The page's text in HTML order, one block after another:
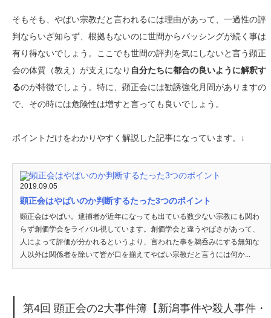
そもそも、やばい宗教だと言われるには理由があって、一過性の評
判ならいざ知らず、根拠もないのに世間からバッシングが続く事は
有り得ないでしょう。ここでも世間の評判を気にしないと言う顕正
会の体質（教え）が支えになり 自分たちに都合の良いように解釈す
るのが特徴でしょう。特に、顕正会には勧誘強化月間がありますの
で、その時には危険性は増すと言っても良いでしょう。
ポイントだけをわかりやすく解説した記事になっています。↓
2019.09.05
顕正会はやばいのか判断するたった3つのポイント
顕正会はやばい。逮捕者が近年になっても出ている数少ない宗教にも関わ
らず創価学会をライバル視しています。創価学会と違うやばさがあって、
人によって評価が分かれるというより、言われた事を鵜呑みにする無知な
人以外は関係者を除いて皆が口を揃えてやばい宗教だと言うには何か...
第4回 顕正会の2大事件簿【新潟事件や殺人事件・